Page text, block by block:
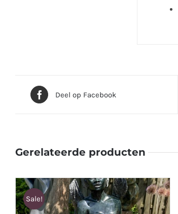
Deel op Facebook
Gerelateerde producten
Sale!